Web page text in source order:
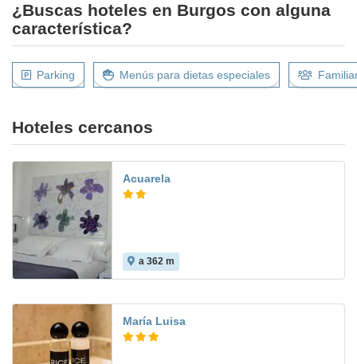
¿Buscas hoteles en Burgos con alguna
característica?
Parking Menús para dietas especiales
Hoteles cercanos
Acuarela
a 362 m
María Luisa